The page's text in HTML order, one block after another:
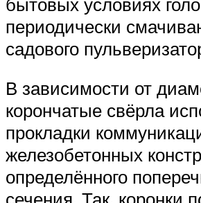
периодически
садового
В зависимости от
корончатые свёрла
прокладки
железобетонных
определённого